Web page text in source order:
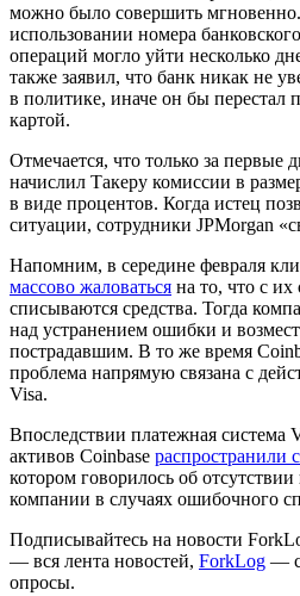
можно было совершить
использовании номера
операций могло уйти несколько
также заявил, что банк никак не
в политике, иначе он бы перестал
картой.
Отмечается, что только за первые
начислил Такеру комиссии в
в виде процентов. Когда истец
ситуации, сотрудники JPMorgan
Напомним, в середине февраля
массово жаловаться на то, что с их
списываются средства. Тогда
над устранением ошибки и
пострадавшим. В то же время
проблема напрямую связана с
Visa.
Впоследствии платежная
активов Coinbase распространили
котором говорилось об
компании в случаях ошибочного
Подписывайтесь на новости
— вся лента новостей, ForkLog —
опросы.